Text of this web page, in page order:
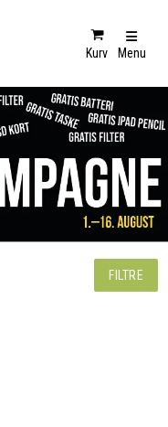
Kurv Menu
FILTRE